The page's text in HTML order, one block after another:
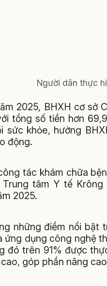
Người dân thực
2025, BHXH cơ sở
tổng số tiền hơn
sức khỏe, hưởng
động.
tác khám chữa
Trung tâm Y tế
2025.
những điểm nổi bật
ứng dụng công nghệ
đó trên 91% được
góp phần nâng